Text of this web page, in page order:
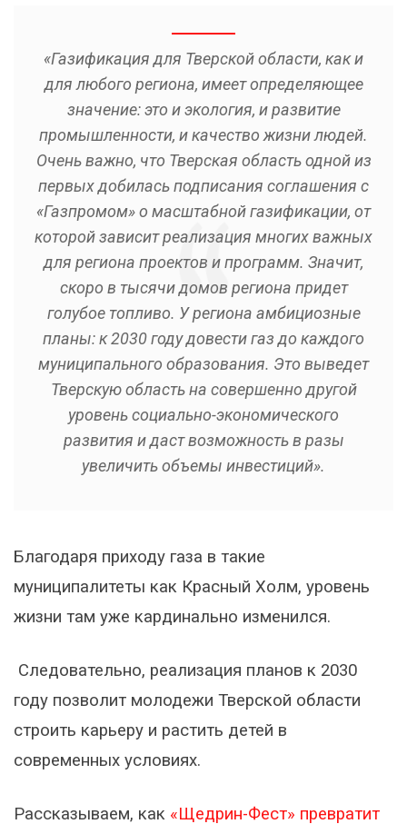
«Газификация для Тверской области, как и
для любого региона, имеет определяющее
значение: это и экология, и развитие
промышленности, и качество жизни людей.
Очень важно, что Тверская область одной из
первых добилась подписания соглашения с
«Газпромом» о масштабной газификации, от
которой зависит реализация многих важных
для региона проектов и программ. Значит,
скоро в тысячи домов региона придет
голубое топливо. У региона амбициозные
планы: к 2030 году довести газ до каждого
муниципального образования. Это выведет
Тверскую область на совершенно другой
уровень социально-экономического
развития и даст возможность в разы
увеличить объемы инвестиций».
Благодаря приходу газа в такие
муниципалитеты как Красный Холм, уровень
жизни там уже кардинально изменился.
Следовательно, реализация планов к 2030
году позволит молодежи Тверской области
строить карьеру и растить детей в
современных условиях.
Рассказываем, как «Щедрин-Фест» превратит